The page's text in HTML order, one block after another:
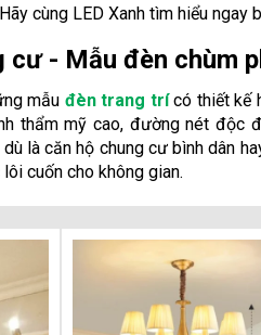
cùng LED Xanh tìm hiểu ngay
cư - Mẫu đèn chùm
mẫu đèn trang trícó thiết kế
thẩm mỹ cao, đường nét độc
là căn hộ chung cư bình dân
cuốn cho không gian.